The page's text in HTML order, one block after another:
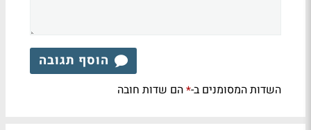
הוסף תגובה
השדות המסומנים ב-*הם שדות חובה